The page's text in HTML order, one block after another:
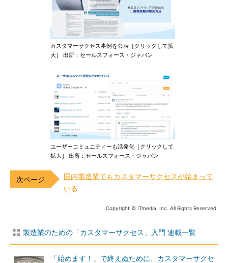
カスタマーサクセス事例を公表［クリックして拡
大］ 出所：セールスフォース・ジャパン
ユーザーコミュニティーも活発化［クリックして
拡大］ 出所：セールスフォース・ジャパン
国内製造業でもカスタマーサクセスが始まって
いる
Copyright © ITmedia, Inc. All Rights Reserved.
製造業のための「カスタマーサクセス」入門 連載一覧
「始めます！」で終えぬために、カスタマーサクセ